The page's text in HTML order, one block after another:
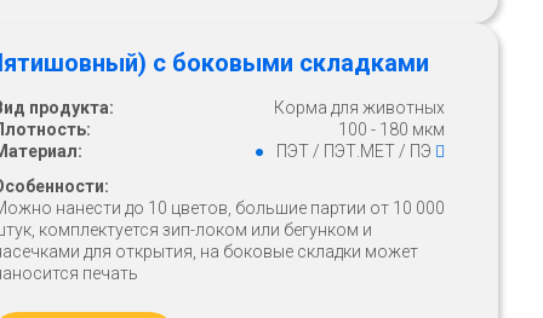
с боковыми складками
продукта:
Корма для животных
100 - 180 мкм
ПЭТ / ПЭТ.МЕТ / ПЭ
нанести до 10 цветов, большие партии от 10 000
комплектуется зип-локом или бегунком и
для открытия, на боковые складки может
печать